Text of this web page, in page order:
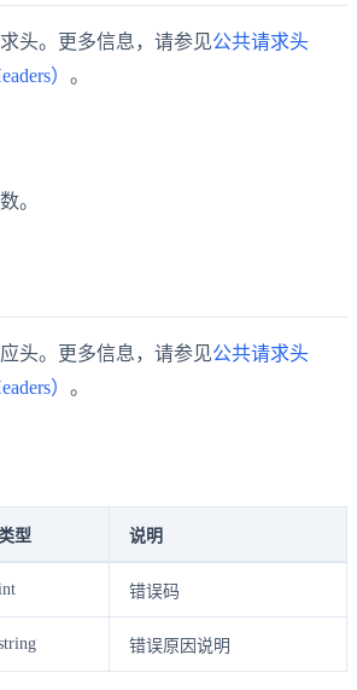
头。更多信息，请参见公共请求头
） 。
。
头。更多信息，请参见公共请求头
） 。
型 说明
错误码
错误原因说明